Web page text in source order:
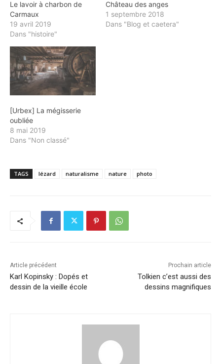
Le lavoir à charbon de
Carmaux
19 avril 2019
Dans "histoire"
Château des anges
1 septembre 2018
Dans "Blog et caetera"
[Urbex] La mégisserie
oubliée
8 mai 2019
Dans "Non classé"
TAGS lézard naturalisme nature photo
Article précédent
Karl Kopinsky : Dopés et
dessin de la vieille école
Prochain article
Tolkien c’est aussi des
dessins magnifiques